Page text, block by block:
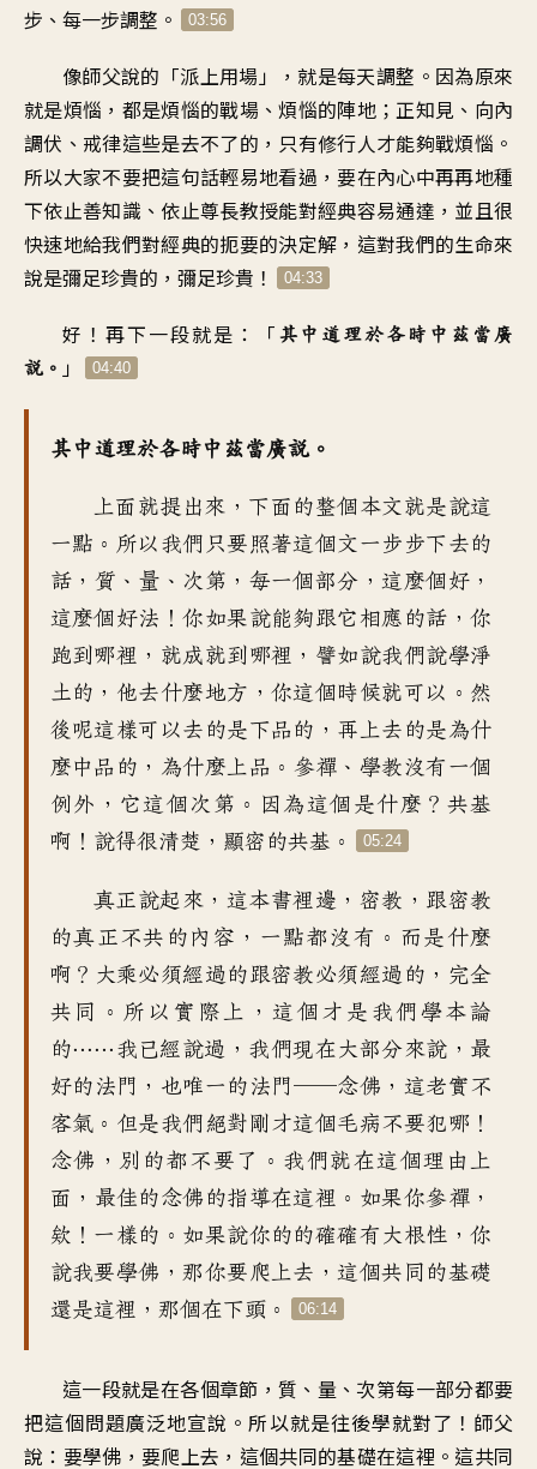
步、每一步調整 。 03:56
像師父說的「派上用場」，就是每天調整 。 因為原來
就是煩惱 ， 都是煩惱的戰場、煩惱的陣地 ；正知見、向內
調伏、戒律這些是去不了的 ， 只有修行人才能夠戰煩惱 。
所以大家不要把這句話輕易地看過 ，要在內心中再再地種
下依止善知識、依止尊長教授能對經典容易通達 ， 並且很
快速地給我們對經典的扼要的決定解 ， 這對我們的生命來
說是彌足珍貴的，彌足珍貴 ！ 04:33
好！再下一段就是 ：「 其中道理於各時中茲當廣
說 。 」 04:40
其中道理於各時中茲當廣說。
上面就提出來 ， 下面的整個本文就是說這
一點 。 所以我們只要照著這個文 一步步下去的
話 ， 質、量、次第，每一個部分 ， 這麼個好，
這麼個好法 ！你如果說能夠跟它相應的話 ，你
跑到哪裡，就成就到哪裡 ， 譬如說我們說學淨
土的 ， 他去什麼地方 ，你這個時候就可以 。 然
後呢這樣可以去的是下品的 ， 再上去的是為什
麼中品的 ， 為什麼上品 。 參禪、學教沒有一個
例外 ， 它這個次第 。
因為這個是什麼？共基
啊 ！ 說得很清楚，顯密的共基 。 05:24
真正說起來 ， 這本書裡邊 ， 密教 ， 跟密教
的真正不共的內容 ， 一點都沒有。而是什麼
啊 ？ 大乘必須經過的 跟密教必須經過的 ， 完全
共同
。 所以實際上 ， 這個才是我們學本論
的…… 我已經說過 ， 我們現在大部分來說 ， 最
好的法門 ， 也唯一的法門──念佛 ， 這老實不
客氣 。 但是我們絕對 剛才這個毛病不要犯哪 ！
念佛，別的都不要了
。 我們就在這個理由上
面 ， 最佳的念佛的指導在這裡 。 如果你參禪 ，
欸！一樣的 。 如果說你的的確確有大根性 ，你
說我要學佛 ， 那你要爬上去 ， 這個共同的基礎
還是這裡 ， 那個在下頭 。 06:14
這一段就是在各個章節 ，質、量、次第每一部分都要
把這個問題廣泛地宣說 。 所以就是往後學就對了 ！ 師父
說：要學佛，要爬上去 ， 這個共同的基礎在這裡 。 這共同